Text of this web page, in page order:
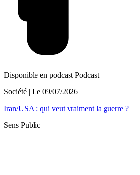
Disponible en podcast Podcast
Société | Le 09/07/2026
Iran/USA : qui veut vraiment la guerre ?
Sens Public